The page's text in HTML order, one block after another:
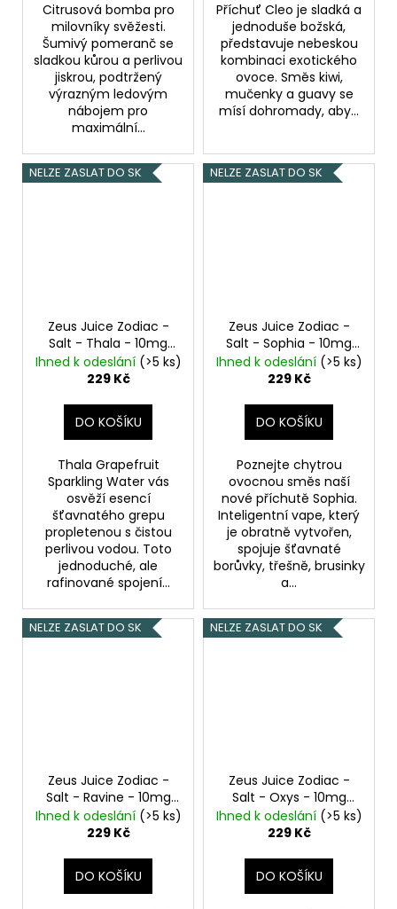
Citrusová bomba pro
milovníky svěžesti.
Šumivý pomeranč se
sladkou kůrou a perlivou
jiskrou, podtržený
výrazným ledovým
nábojem pro
maximální...
Příchuť Cleo je sladká a
jednoduše božská,
představuje nebeskou
kombinaci exotického
ovoce. Směs kiwi,
mučenky a guavy se
mísí dohromady, aby...
NELZE ZASLAT DO SK
Zeus Juice Zodiac -
Salt - Thala - 10mg
Grapefruit
Ihned k odeslání (>5 ks)
229 Kč
DO KOŠÍKU
Thala Grapefruit
Sparkling Water vás
osvěží esencí
šťavnatého grepu
propletenou s čistou
perlivou vodou. Toto
jednoduché, ale
rafinované spojení...
NELZE ZASLAT DO SK
Zeus Juice Zodiac -
Salt - Sophia - 10mg
Borůvka, Třešeň,
Brusinka, Chladivá
Ihned k odeslání (>5 ks)
229 Kč
DO KOŠÍKU
Poznejte chytrou
ovocnou směs naší
nové příchutě Sophia.
Inteligentní vape, který
je obratně vytvořen,
spojuje šťavnaté
borůvky, třešně, brusinky
a...
NELZE ZASLAT DO SK
Zeus Juice Zodiac -
Salt - Ravine - 10mg
Jahoda, Kiwi
Ihned k odeslání (>5 ks)
229 Kč
DO KOŠÍKU
NELZE ZASLAT DO SK
Zeus Juice Zodiac -
Salt - Oxys - 10mg
Pomeranč, Citrón
Ihned k odeslání (>5 ks)
229 Kč
DO KOŠÍKU